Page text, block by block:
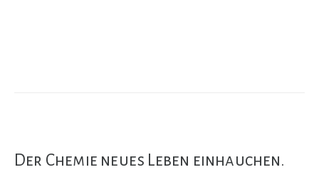
Der Chemie neues Leben einhauchen.